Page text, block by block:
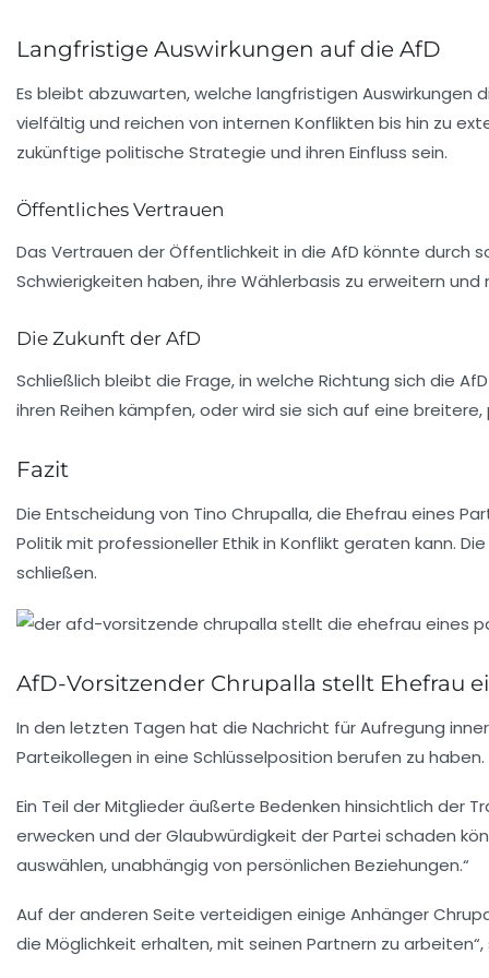
Langfristige Auswirkungen auf die AfD
Es bleibt abzuwarten, welche langfristigen Auswirkungen
vielfältig und reichen von internen Konflikten bis hin zu
zukünftige politische Strategie und ihren Einfluss sein.
Öffentliches Vertrauen
Das Vertrauen der Öffentlichkeit in die AfD könnte durch
Schwierigkeiten haben, ihre Wählerbasis zu erweitern
Die Zukunft der AfD
Schließlich bleibt die Frage, in welche Richtung sich die
ihren Reihen kämpfen, oder wird sie sich auf eine
Fazit
Die Entscheidung von Tino Chrupalla, die Ehefrau eines
Politik mit professioneller Ethik in Konflikt geraten kann.
schließen.
AfD-Vorsitzender Chrupalla stellt Ehefrau
In den letzten Tagen hat die Nachricht für Aufregung
Parteikollegen in eine Schlüsselposition berufen zu
Ein Teil der Mitglieder äußerte Bedenken hinsichtlich der
erwecken und der Glaubwürdigkeit der Partei schaden
auswählen, unabhängig von persönlichen Beziehungen.“
Auf der anderen Seite verteidigen einige Anhänger
die Möglichkeit erhalten, mit seinen Partnern zu